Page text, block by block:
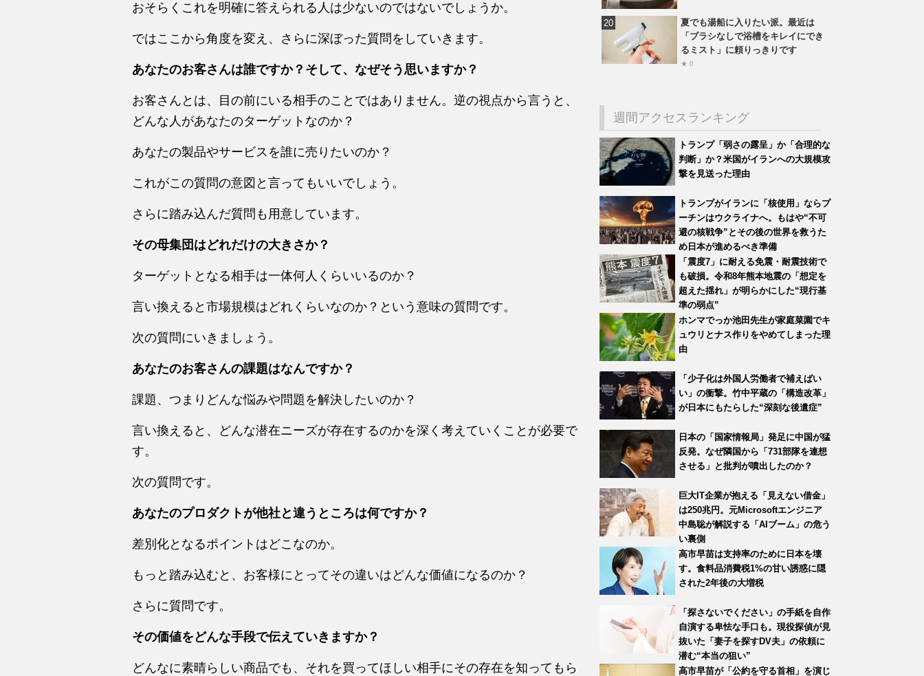
おそらくこれを明確に答えられる人は少ないのではないでしょうか。
ではここから角度を変え、さらに深ぼった質問をしていきます。
あなたのお客さんは誰ですか？そして、なぜそう思いますか？
お客さんとは、目の前にいる相手のことではありません。逆の視点から言うと、
どんな人があなたのターゲットなのか？
あなたの製品やサービスを誰に売りたいのか？
これがこの質問の意図と言ってもいいでしょう。
さらに踏み込んだ質問も用意しています。
その母集団はどれだけの大きさか？
ターゲットとなる相手は一体何人くらいいるのか？
言い換えると市場規模はどれくらいなのか？という意味の質問です。
次の質問にいきましょう。
あなたのお客さんの課題はなんですか？
課題、つまりどんな悩みや問題を解決したいのか？
言い換えると、どんな潜在ニーズが存在するのかを深く考えていくことが必要で
す。
次の質問です。
あなたのプロダクトが他社と違うところは何ですか？
差別化となるポイントはどこなのか。
もっと踏み込むと、お客様にとってその違いはどんな価値になるのか？
さらに質問です。
その価値をどんな手段で伝えていきますか？
どんなに素晴らしい商品でも、それを買ってほしい相手にその存在を知ってもら
夏でも湯船に入りたい派。最近は
「ブラシなしで浴槽をキレイにでき
るミスト」に頼りっきりです
★ 0
週間アクセスランキング
トランプ「弱さの露呈」か「合理的な
判断」か？米国がイランへの大規模攻
撃を見送った理由
トランプがイランに「核使用」ならプ
ーチンはウクライナへ。もはや“不可
避の核戦争”とその後の世界を救うた
め日本が進めるべき準備
「震度7」に耐える免震・耐震技術で
も破損。令和8年熊本地震の「想定を
超えた揺れ」が明らかにした“現行基
準の弱点”
ホンマでっか池田先生が家庭菜園でキ
ュウリとナス作りをやめてしまった理
由
「少子化は外国人労働者で補えばい
い」の衝撃。竹中平蔵の「構造改革」
が日本にもたらした“深刻な後遺症”
日本の「国家情報局」発足に中国が猛
反発。なぜ隣国から「731部隊を連想
させる」と批判が噴出したのか？
巨大IT企業が抱える「見えない借金」
は250兆円。元Microsoftエンジニア
中島聡が解説する「AIブーム」の危う
い裏側
高市早苗は支持率のために日本を壊
す。食料品消費税1%の甘い誘惑に隠
された2年後の大増税
「探さないでください」の手紙を自作
自演する卑怯な手口も。現役探偵が見
抜いた「妻子を探すDV夫」の依頼に
潜む“本当の狙い”
高市早苗が「公約を守る首相」を演じ